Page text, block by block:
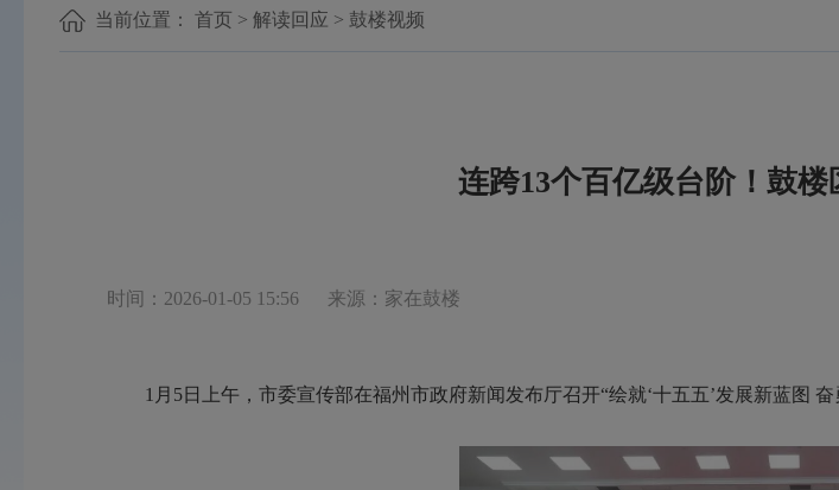
当前位置： 首页 > 解读回应 > 鼓楼视频
连跨13个百亿级台阶！鼓楼
时间：2026-01-05 15:56 来源：家在鼓楼
1月5日上午，市委宣传部在福州市政府新闻发布厅召开“绘就‘十五五’发展新蓝图